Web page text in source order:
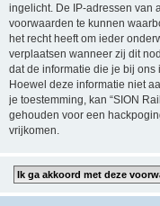
ingelicht. De IP-adressen van
voorwaarden te kunnen
het recht heeft om ieder
verplaatsen wanneer zij dit
dat de informatie die je bij ons
Hoewel deze informatie niet
je toestemming, kan “SION
gehouden voor een
vrijkomen.